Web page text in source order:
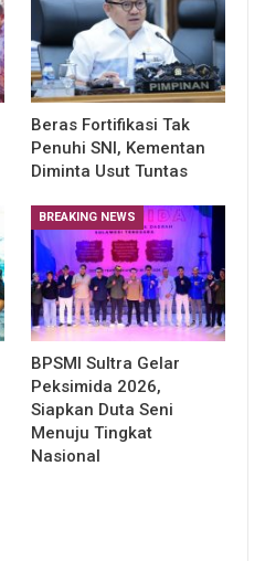
Beras Fortifikasi Tak
Penuhi SNI, Kementan
Diminta Usut Tuntas
BREAKING NEWS
BPSMI Sultra Gelar
Peksimida 2026,
Siapkan Duta Seni
Menuju Tingkat
Nasional